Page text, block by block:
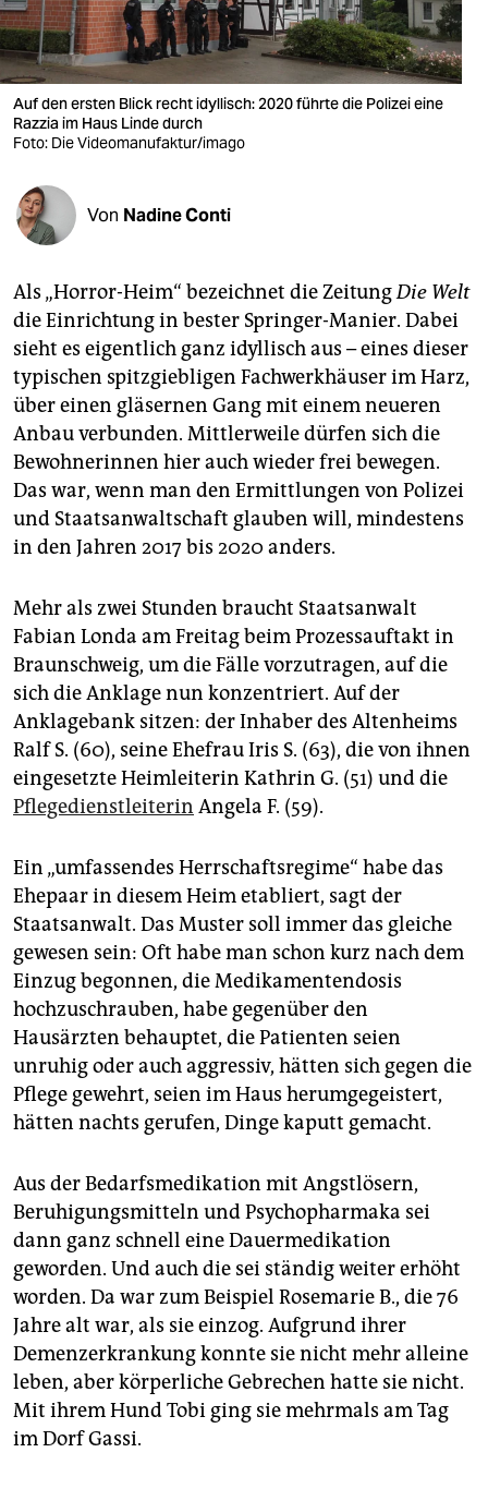
veranstaltungen
shop
fragen & hilfe
unterstützen
abo
genossenschaft
epaper login
Auf den ersten Blick recht idyllisch: 2020 führte die Polizei eine
Razzia im Haus Linde durch
Foto: Die Videomanufaktur/imago
Von Nadine Conti
Als „Horror-Heim“ bezeichnet die ZeitungDie Welt
die Einrichtung in bester Springer-Manier. Dabei
sieht es eigentlich ganz idyllisch aus – eines dieser
typischen spitzgiebligen Fachwerkhäuser im Harz,
über einen gläsernen Gang mit einem neueren
Anbau verbunden. Mittlerweile dürfen sich die
Bewohnerinnen hier auch wieder frei bewegen.
Das war, wenn man den Ermittlungen von Polizei
und Staatsanwaltschaft glauben will, mindestens
in den Jahren 2017 bis 2020 anders.
Mehr als zwei Stunden braucht Staatsanwalt
Fabian Londa am Freitag beim Prozessauftakt in
Braunschweig, um die Fälle vorzutragen, auf die
sich die Anklage nun konzentriert. Auf der
Anklagebank sitzen: der Inhaber des Altenheims
Ralf S. (60), seine Ehefrau Iris S. (63), die von ihnen
eingesetzte Heimleiterin Kathrin G. (51) und die
Pflegedienstleiterin Angela F. (59).
Ein „umfassendes Herrschaftsregime“ habe das
Ehepaar in diesem Heim etabliert, sagt der
Staatsanwalt. Das Muster soll immer das gleiche
gewesen sein: Oft habe man schon kurz nach dem
Einzug begonnen, die Medikamentendosis
hochzuschrauben, habe gegenüber den
Hausärzten behauptet, die Patienten seien
unruhig oder auch aggressiv, hätten sich gegen die
Pflege gewehrt, seien im Haus herumgegeistert,
hätten nachts gerufen, Dinge kaputt gemacht.
Aus der Bedarfsmedikation mit Angstlösern,
Beruhigungsmitteln und Psychopharmaka sei
dann ganz schnell eine Dauermedikation
geworden. Und auch die sei ständig weiter erhöht
worden. Da war zum Beispiel Rosemarie B., die 76
Jahre alt war, als sie einzog. Aufgrund ihrer
Demenzerkrankung konnte sie nicht mehr alleine
leben, aber körperliche Gebrechen hatte sie nicht.
Mit ihrem Hund Tobi ging sie mehrmals am Tag
im Dorf Gassi.